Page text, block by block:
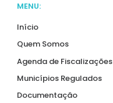
MENU:
Início
Quem Somos
Agenda de Fiscalizações
Municípios Regulados
Documentação